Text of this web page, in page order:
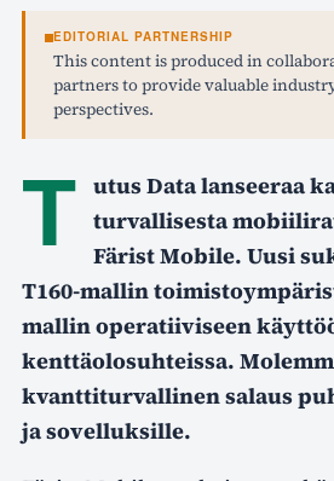
EDITORIAL PARTNERSHIP
This content is produced in
partners to provide valuable
perspectives.
T utus Data lanseeraa
turvallisesta
Färist Mobile. Uusi
T160-mallin
mallin operatiiviseen
kenttäolosuhteissa.
kvanttiturvallinen salaus
ja sovelluksille.